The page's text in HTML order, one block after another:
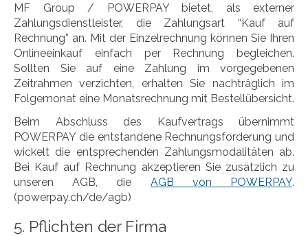
MF Group / POWERPAY bietet, als externer
Zahlungsdienstleister, die Zahlungsart “Kauf auf
Rechnung” an. Mit der Einzelrechnung können Sie Ihren
Onlineeinkauf einfach per Rechnung begleichen.
Sollten Sie auf eine Zahlung im vorgegebenen
Zeitrahmen verzichten, erhalten Sie nachträglich im
Folgemonat eine Monatsrechnung mit Bestellübersicht.
Beim Abschluss des Kaufvertrags übernimmt
POWERPAY die entstandene Rechnungsforderung und
wickelt die entsprechenden Zahlungsmodalitäten ab.
Bei Kauf auf Rechnung akzeptieren Sie zusätzlich zu
unseren AGB, die AGB von POWERPAY.
(powerpay.ch/de/agb)
5. Pflichten der Firma